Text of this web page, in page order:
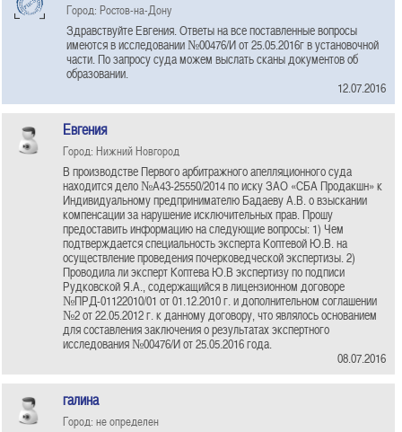
Город: Ростов-на-Дону
Здравствуйте Евгения. Ответы на все поставленные вопросы
имеются в исследовании №00476/И от 25.05.2016г в установочной
части. По запросу суда можем выслать сканы документов об
образовании.
12.07.2016
Евгения
Город: Нижний Новгород
В производстве Первого арбитражного апелляционного суда
находится дело №А43-25550/2014 по иску ЗАО «СБА Продакшн» к
Индивидуальному предпринимателю Бадаеву А.В. о взыскании
компенсации за нарушение исключительных прав. Прошу
предоставить информацию на следующие вопросы: 1) Чем
подтверждается специальность эксперта Коптевой Ю.В. на
осуществление проведения почерковедческой экспертизы. 2)
Проводила ли эксперт Коптева Ю.В экспертизу по подписи
Рудковской Я.А., содержащийся в лицензионном договоре
№ПРД-01122010/01 от 01.12.2010 г. и дополнительном соглашении
№2 от 22.05.2012 г. к данному договору, что являлось основанием
для составления заключения о результатах экспертного
исследования №00476/И от 25.05.2016 года.
08.07.2016
галина
Город: не определен